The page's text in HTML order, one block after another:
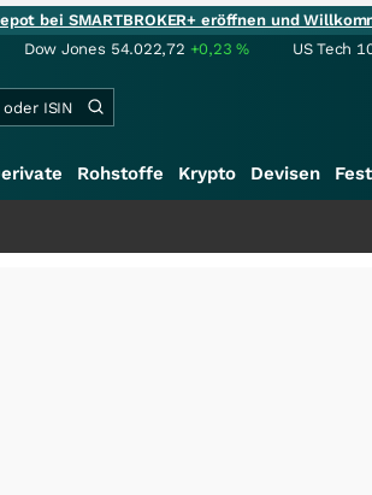
bei SMARTBROKER+ eröffnen und
Dow Jones 54.022,72 +0,23% US Tech
Rohstoffe Krypto Devisen